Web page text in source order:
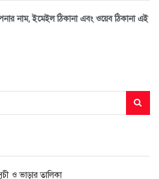
নাম, ইমেইল ঠিকানা এবং ওয়েব ঠিকানা এই
ও ভাড়ার তালিকা